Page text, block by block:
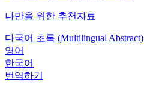
나만을 위한 추천자료
다국어 초록 (Multilingual Abstract)
영어
한국어
번역하기